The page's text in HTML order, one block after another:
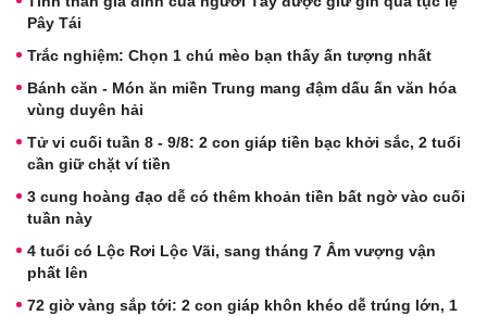
Pây Tái
Trắc nghiệm: Chọn 1 chú mèo bạn thấy ấn tượng nhất
Bánh căn - Món ăn miền Trung mang đậm dấu ấn văn hóa
vùng duyên hải
Tử vi cuối tuần 8 - 9/8: 2 con giáp tiền bạc khởi sắc, 2 tuổi
cần giữ chặt ví tiền
3 cung hoàng đạo dễ có thêm khoản tiền bất ngờ vào cuối
tuần này
4 tuổi có Lộc Rơi Lộc Vãi, sang tháng 7 Âm vượng vận
phất lên
72 giờ vàng sắp tới: 2 con giáp khôn khéo dễ trúng lớn, 1